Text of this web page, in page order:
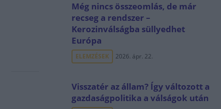
Még nincs összeomlás, de már
recseg a rendszer –
Kerozinválságba süllyedhet
Európa
ELEMZÉSEK 2026. ápr. 22.
Visszatér az állam? Így változott a
gazdaságpolitika a válságok után